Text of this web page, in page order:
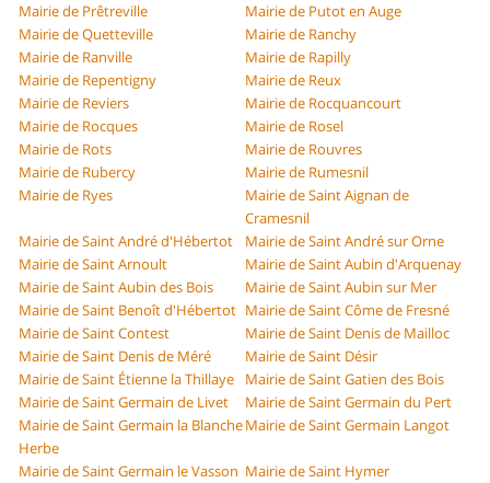
Mairie de Prêtreville
Mairie de Putot en Auge
Mairie de Quetteville
Mairie de Ranchy
Mairie de Ranville
Mairie de Rapilly
Mairie de Repentigny
Mairie de Reux
Mairie de Reviers
Mairie de Rocquancourt
Mairie de Rocques
Mairie de Rosel
Mairie de Rots
Mairie de Rouvres
Mairie de Rubercy
Mairie de Rumesnil
Mairie de Ryes
Mairie de Saint Aignan de
Cramesnil
Mairie de Saint André d'Hébertot
Mairie de Saint André sur Orne
Mairie de Saint Arnoult
Mairie de Saint Aubin d'Arquenay
Mairie de Saint Aubin des Bois
Mairie de Saint Aubin sur Mer
Mairie de Saint Benoît d'Hébertot Mairie de Saint Côme de Fresné
Mairie de Saint Contest
Mairie de Saint Denis de Mailloc
Mairie de Saint Denis de Méré
Mairie de Saint Désir
Mairie de Saint Étienne la Thillaye
Mairie de Saint Gatien des Bois
Mairie de Saint Germain de Livet
Mairie de Saint Germain du Pert
Mairie de Saint Germain la Blanche
Herbe
Mairie de Saint Germain Langot
Mairie de Saint Germain le Vasson Mairie de Saint Hymer